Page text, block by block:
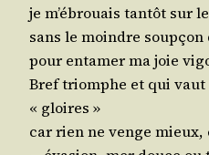
je m’ébrouais tan­tôt sur
sans le moindre
pour enta­mer ma joie
Bref triomphe et qui vaut
« gloires »
car rien ne venge mieux,